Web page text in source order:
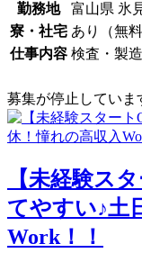
勤務地
富山県 氷
寮・社宅 あり（無料
仕事内容 検査・製
募集が停止していま
【未経験ス
てやすい♪土
Work！！